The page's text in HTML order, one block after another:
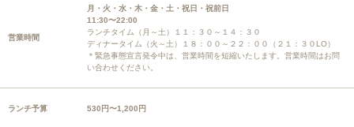
営業時間
月・火・水・木・金・土・祝日・祝前日
11:30〜22:00
ランチタイム（月～土）１１：３０～１４：３０
ディナータイム（火～土）１８：００～２２：００（２１：３０LO）
＊緊急事態宣言発令中は、営業時間を短縮いたします。営業時間はお問
い合わせください。
ランチ予算 530円〜1,200円